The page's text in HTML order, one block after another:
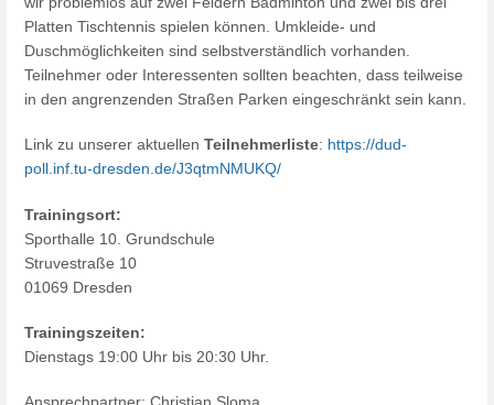
Platten Tischtennis spielen können. Umkleide- und
Duschmöglichkeiten sind selbstverständlich vorhanden.
Teilnehmer oder Interessenten sollten beachten, dass teilweise
in den angrenzenden Straßen Parken eingeschränkt sein kann.
Link zu unserer aktuellen Teilnehmerliste: https://dud-
poll.inf.tu-dresden.de/J3qtmNMUKQ/
Trainingsort:
Sporthalle 10. Grundschule
Struvestraße 10
01069 Dresden
Trainingszeiten:
Dienstags 19:00 Uhr bis 20:30 Uhr.